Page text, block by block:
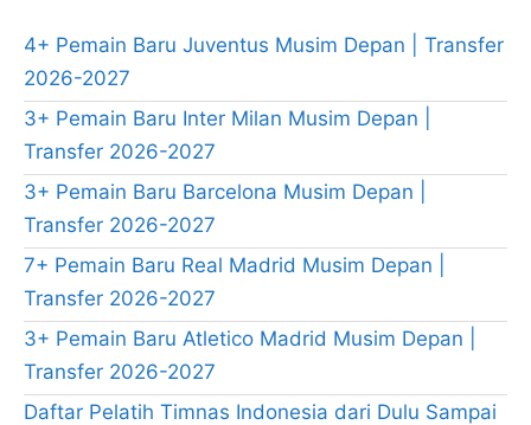
4+ Pemain Baru Juventus Musim Depan | Transfer
2026-2027
3+ Pemain Baru Inter Milan Musim Depan |
Transfer 2026-2027
3+ Pemain Baru Barcelona Musim Depan |
Transfer 2026-2027
7+ Pemain Baru Real Madrid Musim Depan |
Transfer 2026-2027
3+ Pemain Baru Atletico Madrid Musim Depan |
Transfer 2026-2027
Daftar Pelatih Timnas Indonesia dari Dulu Sampai